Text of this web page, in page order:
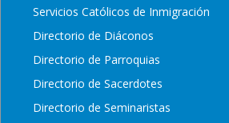
Servicios Católicos de Inmigración
Directorio de Diáconos
Directorio de Parroquias
Directorio de Sacerdotes
Directorio de Seminaristas